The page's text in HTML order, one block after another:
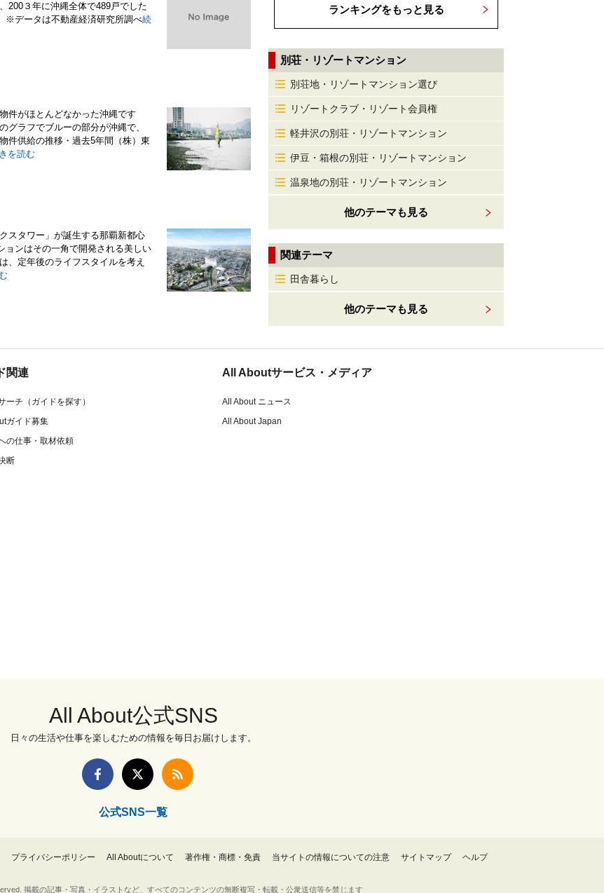
200３年に沖縄全体で489戸でした
※データは不動産経済研究所調べ続
件がほとんどなかった沖縄です
グラフでブルーの部分が沖縄で、
件供給の推移・過去5年間（株）東
を読む
スタワー」が誕生する那覇新都心
ョンはその一角で開発される美しい
、定年後のライフスタイルを考え
ランキングをもっと見る
別荘・リゾートマンション
別荘地・リゾートマンション選び
リゾートクラブ・リゾート会員権
軽井沢の別荘・リゾートマンション
伊豆・箱根の別荘・リゾートマンション
温泉地の別荘・リゾートマンション
他のテーマも見る
関連テーマ
田舎暮らし
他のテーマも見る
関連
ーチ（ガイドを探す）
ガイド募集
の仕事・取材依頼
断
All Aboutサービス・メディア
All About ニュース
All About Japan
All About公式SNS
日々の生活や仕事を楽しむための情報を毎日お届けします。
公式SNS一覧
プライバシーポリシー All Aboutについて 著作権・商標・免責 当サイトの情報についての注意 サイトマップ ヘルプ
掲載の記事・写真・イラストなど、すべてのコンテンツの無断複写・転載・公衆送信等を禁じます